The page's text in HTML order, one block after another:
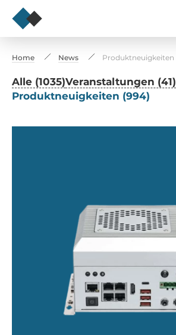
Home News Produktneuigkeiten
Alle (1035)Veranstaltungen (41)
Produktneuigkeiten (994)